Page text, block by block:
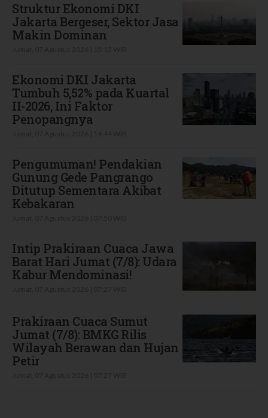
Struktur Ekonomi DKI
Jakarta Bergeser, Sektor Jasa
Makin Dominan
Ekonomi DKI Jakarta
Tumbuh 5,52% pada Kuartal
II-2026, Ini Faktor
Penopangnya
Pengumuman! Pendakian
Gunung Gede Pangrango
Ditutup Sementara Akibat
Kebakaran
Intip Prakiraan Cuaca Jawa
Barat Hari Jumat (7/8): Udara
Kabur Mendominasi!
Prakiraan Cuaca Sumut
Jumat (7/8): BMKG Rilis
Wilayah Berawan dan Hujan
Petir